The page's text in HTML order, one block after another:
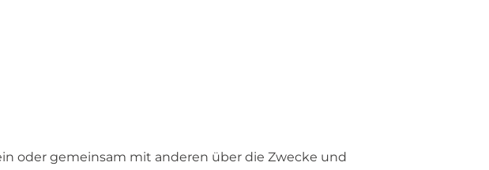
oder gemeinsam mit anderen über die Zwecke und